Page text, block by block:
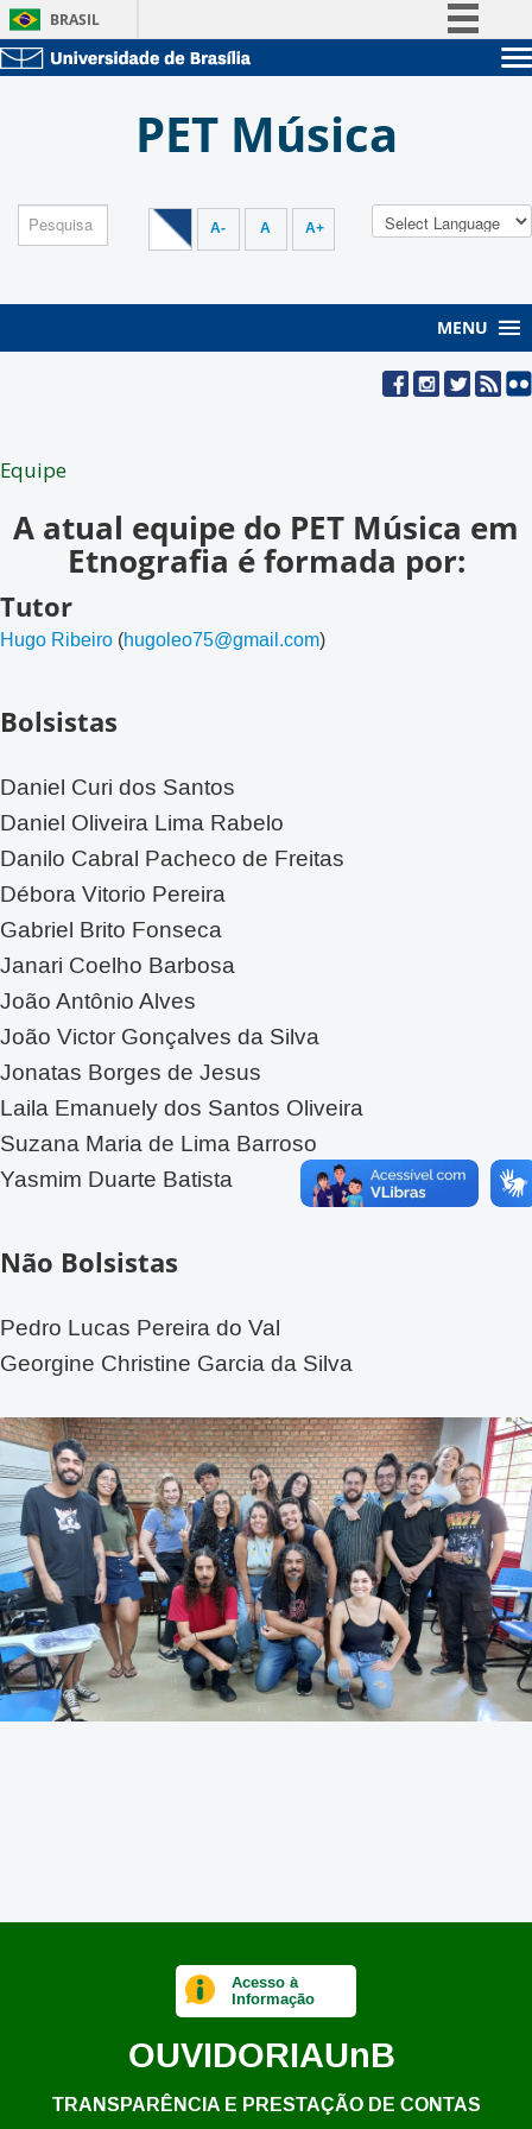
BRASIL
Participe
Legislação Administração
Servidor
PET Música
A- A A+
MENU
Equipe
A atual equipe do PET Música em
Etnografia é formada por:
Tutor
Hugo Ribeiro (hugoleo75@gmail.com)
Bolsistas
Daniel Curi dos Santos
Daniel Oliveira Lima Rabelo
Danilo Cabral Pacheco de Freitas
Débora Vitorio Pereira
Gabriel Brito Fonseca
Janari Coelho Barbosa
João Antônio Alves
João Victor Gonçalves da Silva
Jonatas Borges de Jesus
Laila Emanuely dos Santos Oliveira
Suzana Maria de Lima Barroso
Yasmim Duarte Batista
Não Bolsistas
Pedro Lucas Pereira do Val
Georgine Christine Garcia da Silva
Acesso à
Informação
OUVIDORIAUnB
TRANSPARÊNCIA E PRESTAÇÃO DE CONTAS